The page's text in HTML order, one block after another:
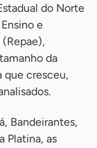
do Norte
e
da
que cresceu,
Bandeirantes,
Platina, as